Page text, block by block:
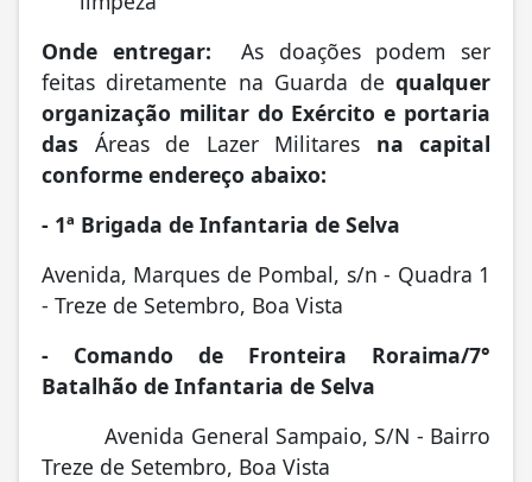
Onde entregar: As doações podem ser
feitas diretamente na Guarda de qualquer
organização militar do Exércitoe portaria
das Áreas de Lazer Militares na capital
conforme endereço abaixo:
- 1ª Brigada de Infantaria de Selva
Avenida, Marques de Pombal, s/n - Quadra 1
- Treze de Setembro, Boa Vista
- Comando de Fronteira Roraima/7°
Batalhão de Infantaria de Selva
Avenida General Sampaio, S/N - Bairro
Treze de Setembro, Boa Vista